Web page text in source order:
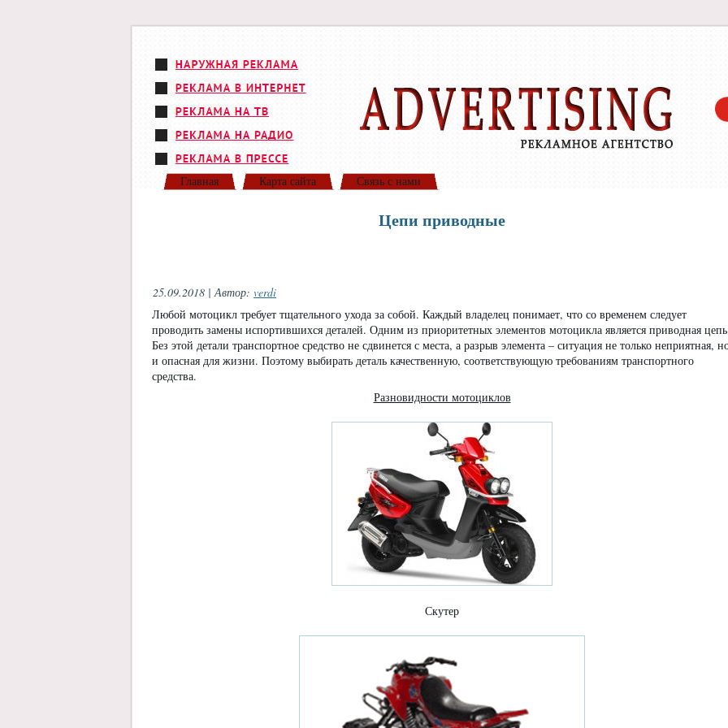
Главная Карта сайта Связь с нами
Цепи приводные
25.09.2018 | Автор: verdi
Любой мотоцикл требует тщательного ухода за собой. Каждый владелец понимает, что со временем следует
проводить замены испортившихся деталей. Одним из приоритетных элементов мотоцикла является приводная
Без этой детали транспортное средство не сдвинется с места, а разрыв элемента – ситуация не только неприятная,
и опасная для жизни. Поэтому выбирать деталь качественную, соответствующую требованиям транспортного
средства.
Разновидности мотоциклов
Скутер